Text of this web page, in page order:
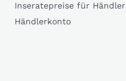
Inseratepreise für Händler
Händlerkonto